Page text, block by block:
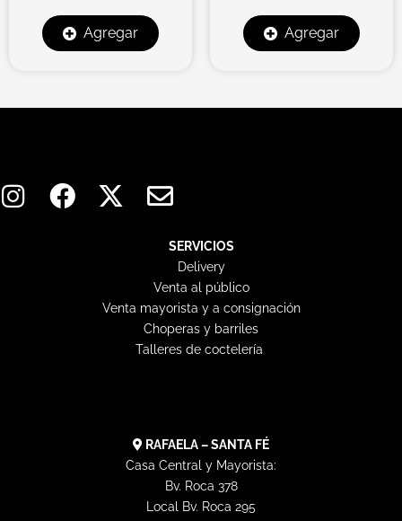
Agregar Agregar
n
a
-
t
n
e
l
o
p
e
SERVICIOS
Delivery
Venta al público
Venta mayorista y a consignación
Choperas y barriles
Talleres de coctelería
RAFAELA – SANTA FÉ
Casa Central y Mayorista:
Bv. Roca 378
Local Bv. Roca 295